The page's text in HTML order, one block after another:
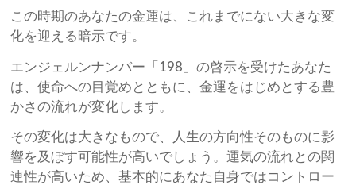
この時期のあなたの金運は、これまでにない大きな変
化を迎える暗示です。
エンジェルンナンバー「198」の啓示を受けたあなた
は、使命への目覚めとともに、金運をはじめとする豊
かさの流れが変化します。
その変化は大きなもので、人生の方向性そのものに影
響を及ぼす可能性が高いでしょう。運気の流れとの関
連性が高いため、基本的にあなた自身ではコントロー